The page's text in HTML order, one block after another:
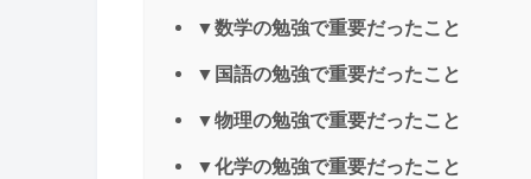
▼数学の勉強で重要だったこと
▼国語の勉強で重要だったこと
▼物理の勉強で重要だったこと
▼化学の勉強で重要だったこと